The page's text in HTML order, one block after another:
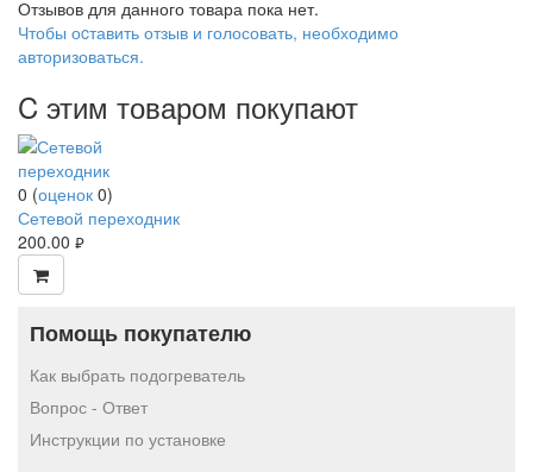
Отзывов для данного товара пока нет.
Чтобы оcтавить отзыв и голосовать, необходимо
авторизоваться.
C этим товаром покупают
0 (оценок 0)
Сетевой переходник
200.00 руб.
Помощь покупателю
Как выбрать подогреватель
Вопрос - Ответ
Инструкции по установке